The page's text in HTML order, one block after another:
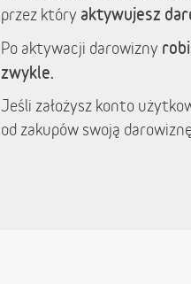
przez który aktywujesz
Po aktywacji darowizny
zwykle.
Jeśli założysz konto
od zakupów swoją